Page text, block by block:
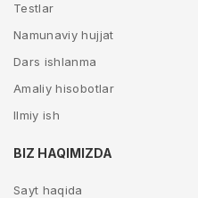
Testlar
Namunaviy hujjat
Dars ishlanma
Amaliy hisobotlar
Ilmiy ish
BIZ HAQIMIZDA
Sayt haqida